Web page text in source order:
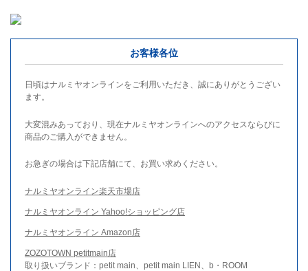
お客様各位
日頃はナルミヤオンラインをご利用いただき、誠にありがとうござい
ます。
大変混みあっており、現在ナルミヤオンラインへのアクセスならびに
商品のご購入ができません。
お急ぎの場合は下記店舗にて、お買い求めください。
ナルミヤオンライン楽天市場店
ナルミヤオンライン Yahoo!ショッピング店
ナルミヤオンライン Amazon店
ZOZOTOWN petitmain店
取り扱いブランド：petit main、petit main LIEN、b・ROOM